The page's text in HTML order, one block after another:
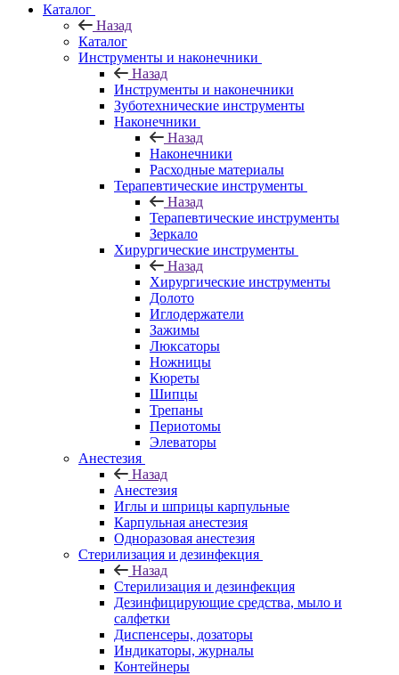
Каталог
Назад
Каталог
Инструменты и наконечники
Назад
Инструменты и наконечники
Зуботехнические инструменты
Наконечники
Назад
Наконечники
Расходные материалы
Терапевтические инструменты
Назад
Терапевтические инструменты
Зеркало
Хирургические инструменты
Назад
Хирургические инструменты
Долото
Иглодержатели
Зажимы
Люксаторы
Ножницы
Кюреты
Шипцы
Трепаны
Периотомы
Элеваторы
Анестезия
Назад
Анестезия
Иглы и шприцы карпульные
Карпульная анестезия
Одноразовая анестезия
Стерилизация и дезинфекция
Назад
Стерилизация и дезинфекция
Дезинфицирующие средства, мыло и
салфетки
Диспенсеры, дозаторы
Индикаторы, журналы
Контейнеры